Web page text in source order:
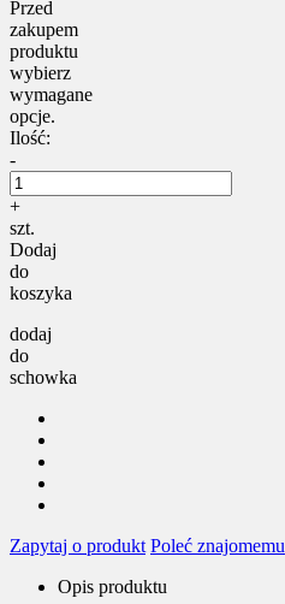
Przed
zakupem
produktu
wybierz
wymagane
opcje.
Ilość:
-
+
szt.
Dodaj
do
koszyka
dodaj
do
schowka
Zapytaj o produkt Poleć znajomemu
Opis produktu